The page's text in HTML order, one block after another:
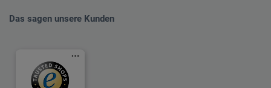
Das sagen unsere Kunden